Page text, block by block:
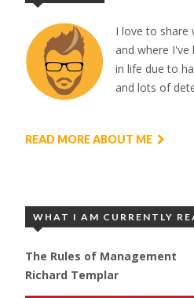
I love to share
and where I've
in life due to
and lots of
READ MORE ABOUT ME
WHAT I AM CURRENTLY
The Rules of Management
Richard Templar